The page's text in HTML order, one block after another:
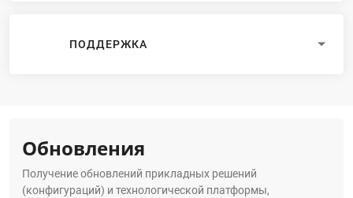
ПОДДЕРЖКА
Обновления
Получение обновлений прикладных решений
(конфигураций) и технологической платформы,